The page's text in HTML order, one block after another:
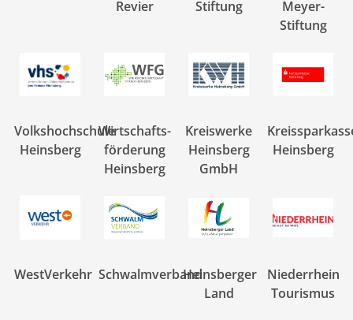
Revier
Stiftung
Meyer-
Stiftung
Volkshochschule
Heinsberg
Wirtschafts-
förderung
Heinsberg
Kreiswerke
Heinsberg
GmbH
Heinsberg
WestVerkehr SchwalmverbandHeinsberger
Land
Niederrhein
Tourismus